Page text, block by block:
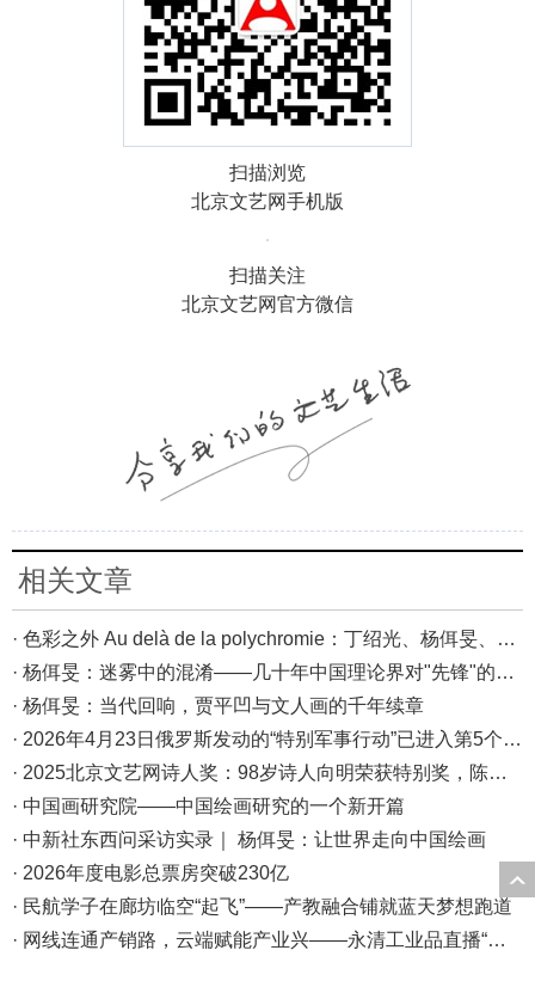
扫描浏览
北京文艺网手机版
扫描关注
北京文艺网官方微信
相关文章
· 色彩之外 Au delà de la polychromie：丁绍光、杨佴旻、Alain Cardenas·Castro巴黎展
· 杨佴旻：迷雾中的混淆——几十年中国理论界对"先锋"的误读，对创作的误导
· 杨佴旻：当代回响，贾平凹与文人画的千年续章
· 2026年4月23日俄罗斯发动的“特别军事行动”已进入第5个年头，俄乌局势最新综述
· 2025北京文艺网诗人奖：98岁诗人向明荣获特别奖，陈东东荣获诗人奖，茱萸荣获年度诗人奖！
· 中国画研究院——中国绘画研究的一个新开篇
· 中新社东西问采访实录｜ 杨佴旻：让世界走向中国绘画
· 2026年度电影总票房突破230亿
· 民航学子在廊坊临空“起飞”——产教融合铺就蓝天梦想跑道
· 网线连通产销路，云端赋能产业兴——永清工业品直播“播”出转型新天地